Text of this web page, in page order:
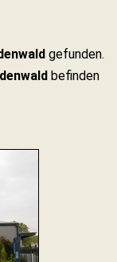
gefunden.
befinden